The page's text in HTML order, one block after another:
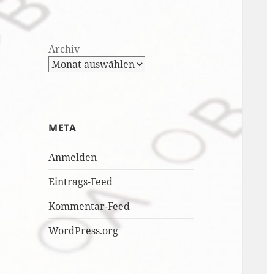
Archiv
META
Anmelden
Eintrags-Feed
Kommentar-Feed
WordPress.org